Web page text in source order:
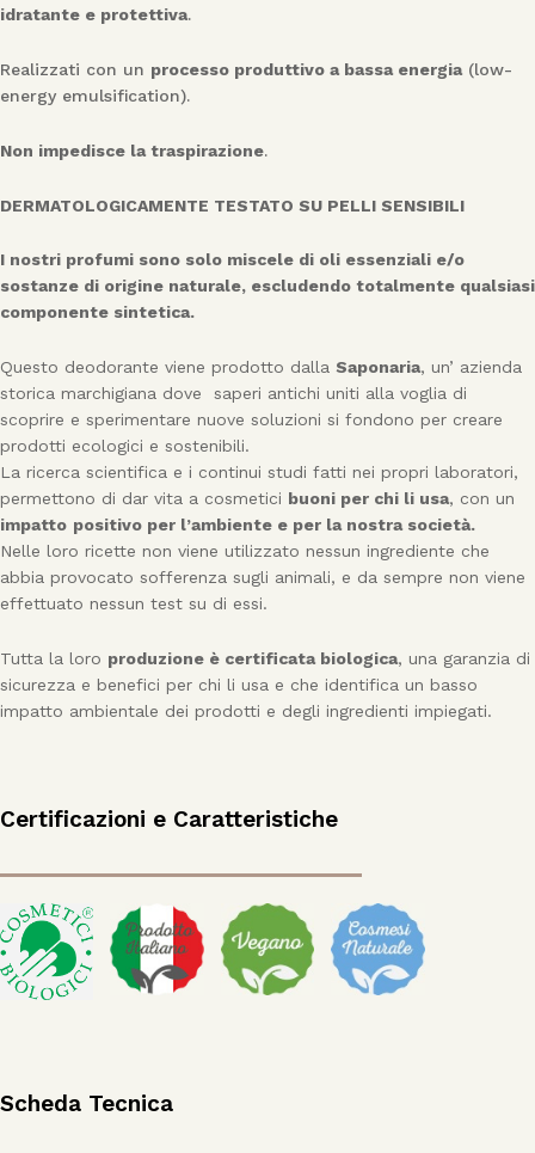
idratante e protettiva.
Realizzati con un processo produttivo a bassa energia(low-
energy emulsification).
Non impedisce la traspirazione.
DERMATOLOGICAMENTE TESTATO SU PELLI SENSIBILI
I nostri profumi sono solo miscele di oli essenziali e/o
sostanze di origine naturale, escludendo totalmente qualsiasi
componente sintetica.
Questo deodorante viene prodotto dalla Saponaria, un’ azienda
storica marchigiana dove saperi antichi uniti alla voglia di
scoprire e sperimentare nuove soluzioni si fondono per creare
prodotti ecologici e sostenibili.
La ricerca scientifica e i continui studi fatti nei propri laboratori,
permettono di dar vita a cosmetici buoni per chi li usa, con un
impatto positivo per l’ambiente e per la nostra società.
Nelle loro ricette non viene utilizzato nessun ingrediente che
abbia provocato sofferenza sugli animali, e da sempre non viene
effettuato nessun test su di essi.
Tutta la loro produzione è certificata biologica, una garanzia di
sicurezza e benefici per chi li usa e che identifica un basso
impatto ambientale dei prodotti e degli ingredienti impiegati.
Certificazioni e Caratteristiche
Scheda Tecnica